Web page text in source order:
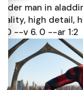
spider man in
quality, high
750 --v 6. 0 --ar 1:2